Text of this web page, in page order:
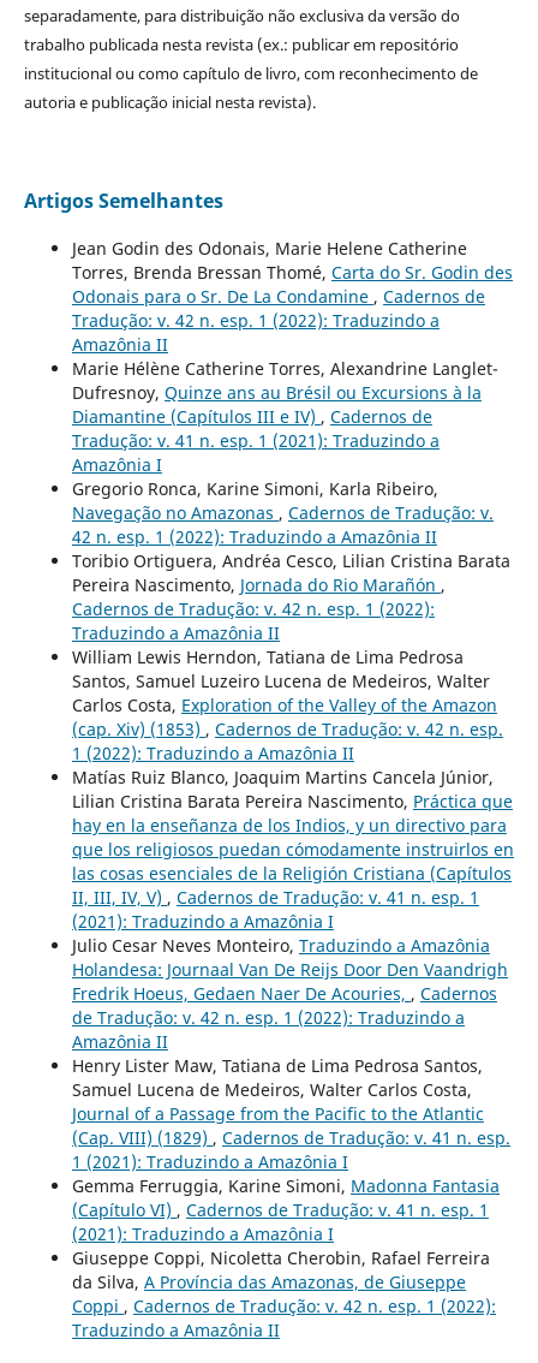
separadamente, para distribuição não exclusiva da versão do
trabalho publicada nesta revista (ex.: publicar em repositório
institucional ou como capítulo de livro, com reconhecimento de
autoria e publicação inicial nesta revista).
Artigos Semelhantes
Jean Godin des Odonais, Marie Helene Catherine
Torres, Brenda Bressan Thomé, Carta do Sr. Godin des
Odonais para o Sr. De La Condamine , Cadernos de
Tradução: v. 42 n. esp. 1 (2022): Traduzindo a
Amazônia II
Marie Hélène Catherine Torres, Alexandrine Langlet-
Dufresnoy, Quinze ans au Brésil ou Excursions à la
Diamantine (Capítulos III e IV) , Cadernos de
Tradução: v. 41 n. esp. 1 (2021): Traduzindo a
Amazônia I
Gregorio Ronca, Karine Simoni, Karla Ribeiro,
Navegação no Amazonas , Cadernos de Tradução: v.
42 n. esp. 1 (2022): Traduzindo a Amazônia II
Toribio Ortiguera, Andréa Cesco, Lilian Cristina Barata
Pereira Nascimento, Jornada do Rio Marañón ,
Cadernos de Tradução: v. 42 n. esp. 1 (2022):
Traduzindo a Amazônia II
William Lewis Herndon, Tatiana de Lima Pedrosa
Santos, Samuel Luzeiro Lucena de Medeiros, Walter
Carlos Costa, Exploration of the Valley of the Amazon
(cap. Xiv) (1853) , Cadernos de Tradução: v. 42 n. esp.
1 (2022): Traduzindo a Amazônia II
Matías Ruiz Blanco, Joaquim Martins Cancela Júnior,
Lilian Cristina Barata Pereira Nascimento, Práctica que
hay en la enseñanza de los Indios, y un directivo para
que los religiosos puedan cómodamente instruirlos en
las cosas esenciales de la Religión Cristiana (Capítulos
II, III, IV, V) , Cadernos de Tradução: v. 41 n. esp. 1
(2021): Traduzindo a Amazônia I
Julio Cesar Neves Monteiro, Traduzindo a Amazônia
Holandesa: Journaal Van De Reijs Door Den Vaandrigh
Fredrik Hoeus, Gedaen Naer De Acouries, , Cadernos
de Tradução: v. 42 n. esp. 1 (2022): Traduzindo a
Amazônia II
Henry Lister Maw, Tatiana de Lima Pedrosa Santos,
Samuel Lucena de Medeiros, Walter Carlos Costa,
Journal of a Passage from the Pacific to the Atlantic
(Cap. VIII) (1829) , Cadernos de Tradução: v. 41 n. esp.
1 (2021): Traduzindo a Amazônia I
Gemma Ferruggia, Karine Simoni, Madonna Fantasia
(Capítulo VI) , Cadernos de Tradução: v. 41 n. esp. 1
(2021): Traduzindo a Amazônia I
Giuseppe Coppi, Nicoletta Cherobin, Rafael Ferreira
da Silva, A Província das Amazonas, de Giuseppe
Coppi , Cadernos de Tradução: v. 42 n. esp. 1 (2022):
Traduzindo a Amazônia II